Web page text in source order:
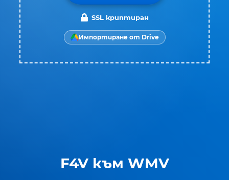
F4V към WMV
SSL криптиран
Импортиране от Drive